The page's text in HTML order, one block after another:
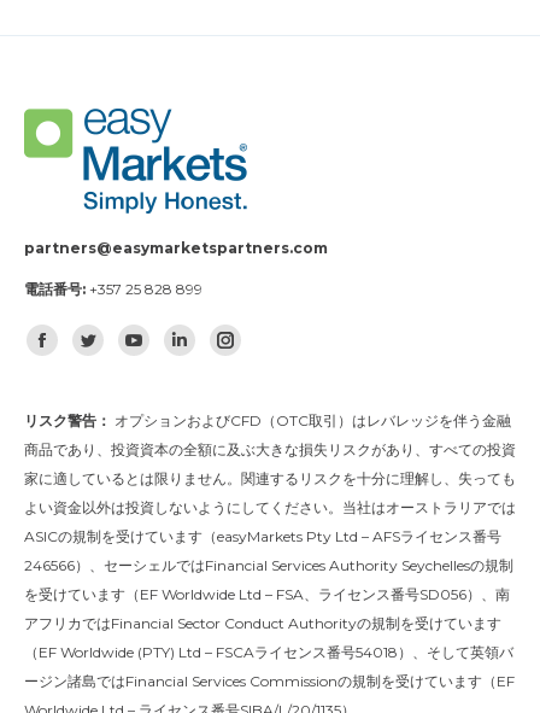
partners@easymarketspartners.com
電話番号: +357 25 828 899
Find us on:
Facebook
TwitterYouTubeLinkedinInstagram
リスク警告： オプションおよびCFD（OTC取引）はレバレッジを伴う金融
商品であり、投資資本の全額に及ぶ大きな損失リスクがあり、すべての投資
家に適しているとは限りません。関連するリスクを十分に理解し、失っても
よい資金以外は投資しないようにしてください。当社はオーストラリアでは
ASICの規制を受けています（easyMarkets Pty Ltd – AFSライセンス番号
246566）、セーシェルではFinancial Services Authority Seychellesの規制
を受けています（EF Worldwide Ltd – FSA、ライセンス番号SD056）、南
アフリカではFinancial Sector Conduct Authorityの規制を受けています
（EF Worldwide (PTY) Ltd – FSCAライセンス番号54018）、そして英領バ
ージン諸島ではFinancial Services Commissionの規制を受けています（EF